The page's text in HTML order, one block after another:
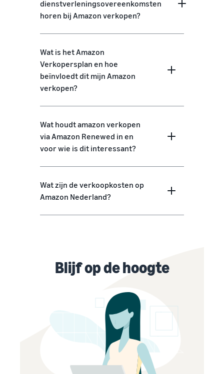
dienstverleningsovereenkomsten
horen bij Amazon verkopen?
Wat is het Amazon
Verkopersplan en hoe
beïnvloedt dit mijn Amazon
verkopen?
Wat houdt amazon verkopen
via Amazon Renewed in en
voor wie is dit interessant?
Wat zijn de verkoopkosten op
Amazon Nederland?
Blijf op de hoogte